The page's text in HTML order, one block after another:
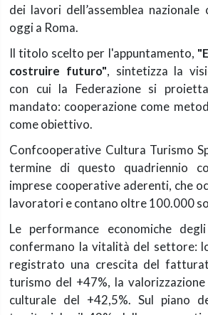
dei lavori dell’assemblea
oggi a Roma.
Il titolo scelto per l'appuntamento,
costruire futuro", sintetizza la
con cui la Federazione si
mandato: cooperazione come
come obiettivo.
Confcooperative Cultura Turismo
termine di questo quadriennio
imprese cooperative aderenti, che
lavoratori e contano oltre100.000
Le performance economiche
confermano la vitalità del settore:
registrato una crescita del
turismo del +47%, la
culturale del +42,5%. Sul piano